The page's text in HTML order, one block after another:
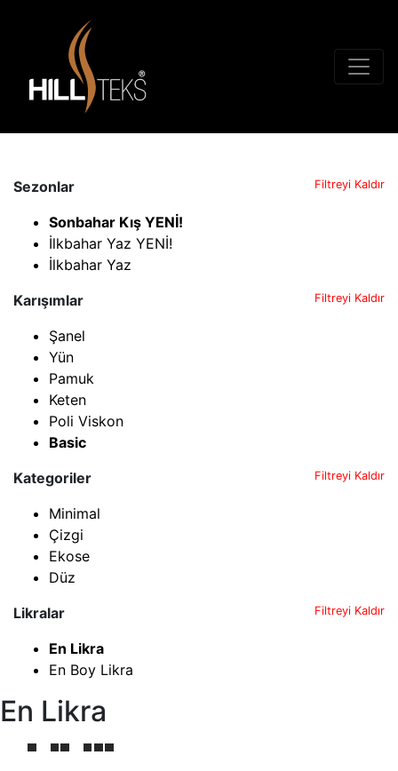
Sezonlar Filtreyi Kaldır
Sonbahar Kış YENİ!
İlkbahar Yaz YENİ!
İlkbahar Yaz
Karışımlar
Filtreyi Kaldır
Şanel
Yün
Pamuk
Keten
Poli Viskon
Basic
Kategoriler
Filtreyi Kaldır
Minimal
Çizgi
Ekose
Düz
Likralar
Filtreyi Kaldır
En Likra
En Boy Likra
En Likra